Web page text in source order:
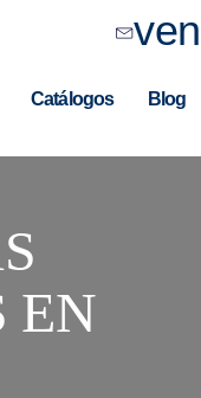
Catálogos Blog
EN